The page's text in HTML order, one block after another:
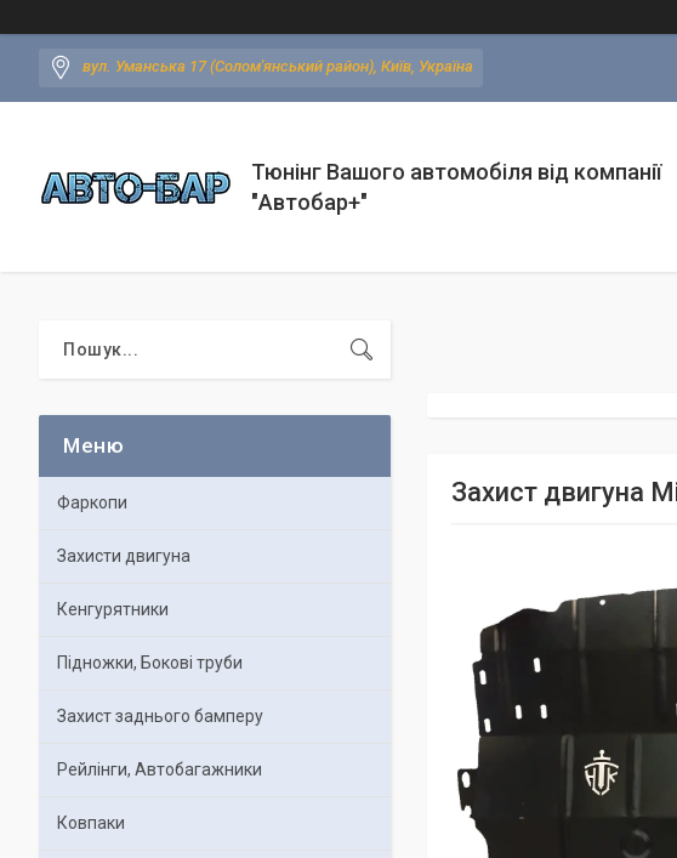
вул. Уманська 17 (Солом'янський район), Київ, Україна
Тюнінг Вашого автомобіля від компанії
"Автобар+"
Захист двигуна
Фаркопи
Захисти двигуна
Кенгурятники
Підножки, Бокові труби
Захист заднього бамперу
Рейлінги, Автобагажники
Ковпаки